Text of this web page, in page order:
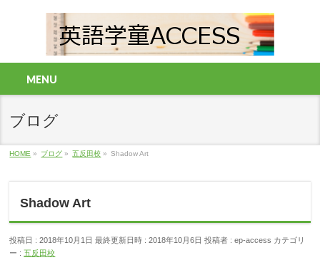
MENU
ブログ
HOME » ブログ » 五反田校 » Shadow Art
Shadow Art
投稿日 : 2018年10月1日 最終更新日時 : 2018年10月6日 投稿者 :ep-access カテゴリ
ー :五反田校